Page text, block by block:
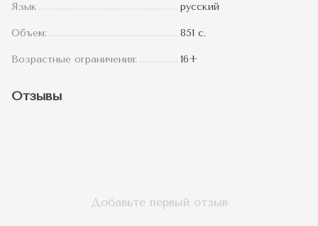
Язык русский
Объем: 851 c.
Возрастные ограничения: 16+
Отзывы
Добавьте первый отзыв